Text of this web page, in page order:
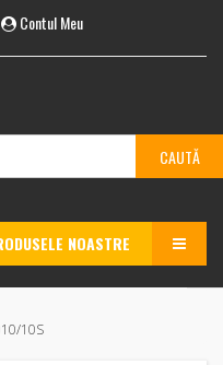
Contul Meu
NOASTRE MENU
10S